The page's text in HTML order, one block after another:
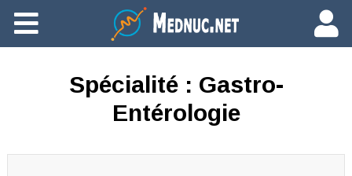
Ajouter du contenu
Spécialité : Gastro-
Entérologie